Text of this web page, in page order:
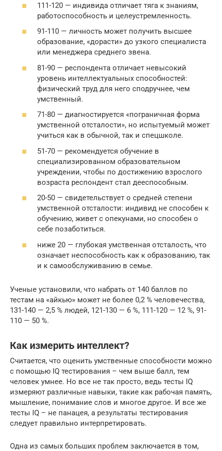
111-120 — индивида отличает тяга к знаниям,
работоспособность и целеустремленность.
91-110 — личность может получить высшее
образование, «дорасти» до узкого специалиста
или менеджера среднего звена.
81-90 — респондента отличает невысокий
уровень интеллектуальных способностей:
физический труд для него сподручнее, чем
умственный.
71-80 — диагностируется «пограничная форма
умственной отсталости», но испытуемый может
учиться как в обычной, так и спецшколе.
51-70 — рекомендуется обучение в
специализированном образовательном
учреждении, чтобы по достижению взрослого
возраста респондент стал дееспособным.
20-50 — свидетельствует о средней степени
умственной отсталости: индивид не способен к
обучению, живет с опекунами, но способен о
себе позаботиться.
ниже 20 — глубокая умственная отсталость, что
означает неспособность как к образованию, так
и к самообслуживанию в семье.
Ученые установили, что набрать от 140 баллов по
тестам на «айкью» может не более 0,2 % человечества,
131-140 — 2,5 % людей, 121-130 — 6 %, 111-120 — 12 %, 91-
110 — 50 %.
Как измерить интеллект?
Считается, что оценить умственные способности можно
с помощью IQ тестирования – чем выше балл, тем
человек умнее. Но все не так просто, ведь тесты IQ
измеряют различные навыки, такие как рабочая память,
мышление, понимание слов и многое другое. И все же
тесты IQ – не панацея, а результаты тестирования
следует правильно интерпретировать.
Одна из самых больших проблем заключается в том,